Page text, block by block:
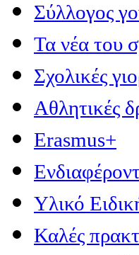
Σύλλογος
Τα νέα του
Σχολικές
Αθλητικές
Erasmus+
Υλικό
Καλές